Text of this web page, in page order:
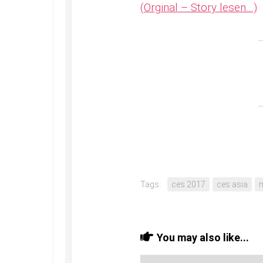
(Orginal – Story lesen…)
Tags: ces 2017 ces asia
You may also like...